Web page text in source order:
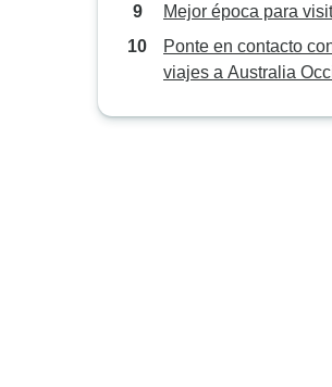
Mejor época para
Ponte en contacto
viajes a Australia